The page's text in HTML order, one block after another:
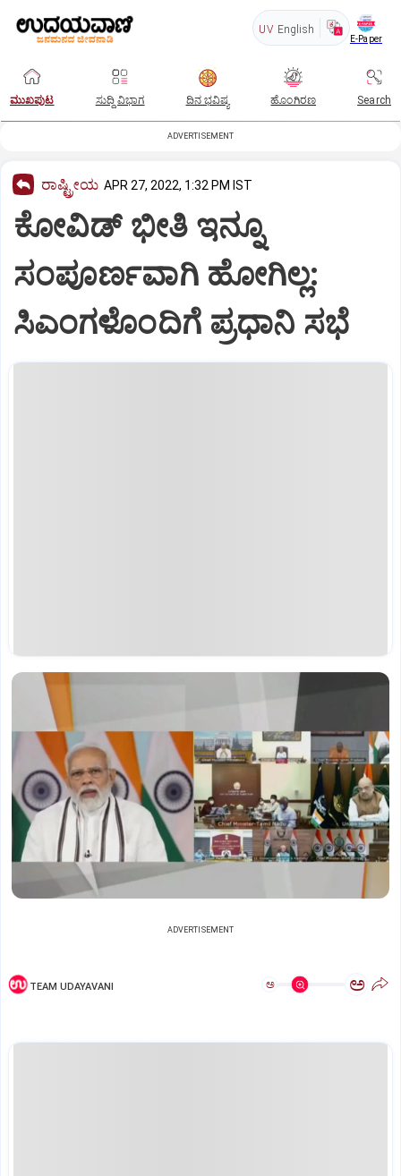
UV English
E-Paper
ಮುಖಪುಟ ಸುದ್ದಿ ವಿಭಾಗ ದಿನ ಭವಿಷ್ಯ ಹೊಂಗಿರಣ Search
ADVERTISEMENT
ರಾಷ್ಟ್ರೀಯ APR 27, 2022, 1:32 PM IST
ಕೋವಿಡ್ ಭೀತಿ ಇನ್ನೂ
ಸಂಪೂರ್ಣವಾಗಿ ಹೋಗಿಲ್ಲ:
ಸಿಎಂಗಳೊಂದಿಗೆ ಪ್ರಧಾನಿ ಸಭೆ
ADVERTISEMENT
TEAM UDAYAVANI ಅ ಅ